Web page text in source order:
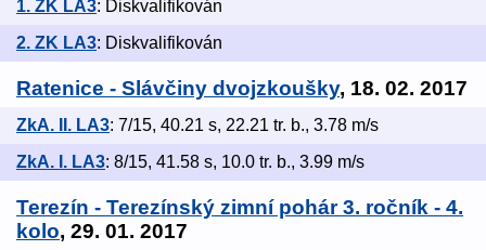
1. ZK LA3: Diskvalifikován
2. ZK LA3: Diskvalifikován
Ratenice - Slávčiny dvojzkoušky, 18. 02. 2017
ZkA. II. LA3: 7/15, 40.21 s, 22.21 tr. b., 3.78 m/s
ZkA. I. LA3: 8/15, 41.58 s, 10.0 tr. b., 3.99 m/s
Terezín - Terezínský zimní pohár 3. ročník - 4.
kolo, 29. 01. 2017